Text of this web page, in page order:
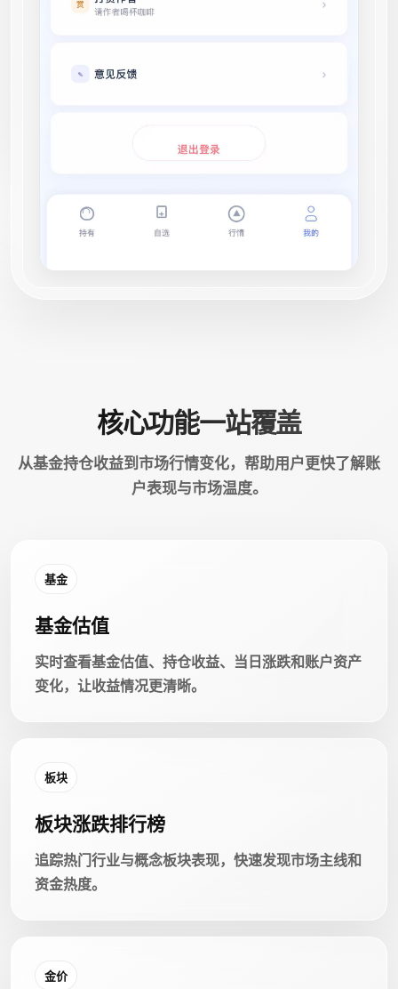
核心功能一站覆盖
从基金持仓收益到市场行情变化，帮助用户更快了解账
户表现与市场温度。
基金
基金估值
实时查看基金估值、持仓收益、当日涨跌和账户资产
变化，让收益情况更清晰。
板块
板块涨跌排行榜
追踪热门行业与概念板块表现，快速发现市场主线和
资金热度。
金价